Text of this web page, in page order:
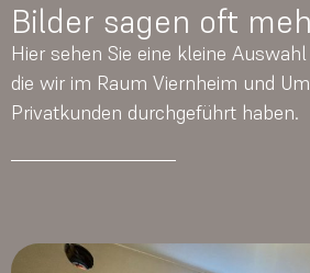
Bilder sagen oft
Hier sehen Sie eine kleine
die wir im Raum Viernheim und
Privatkunden durchgeführt haben.